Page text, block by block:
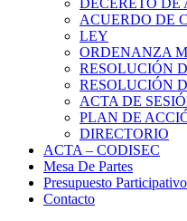
DECERETO
ACUERDO DE
LEY
ORDENANZA
RESOLUCIÓN
RESOLUCIÓN
ACTA DE
PLAN DE
DIRECTORIO
ACTA – CODISEC
Mesa De Partes
Presupuesto
Contacto